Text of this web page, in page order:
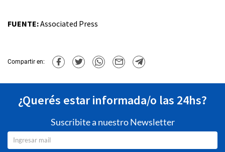
FUENTE:Associated Press
Compartir en:
¿Querés estar informada/o las 24hs?
Suscribite a nuestro Newsletter